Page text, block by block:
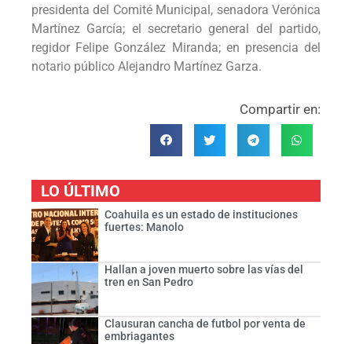
presidenta del Comité Municipal, senadora Verónica
Martínez García; el secretario general del partido,
regidor Felipe González Miranda; en presencia del
notario público Alejandro Martínez Garza.
Compartir en:
LO ÚLTIMO
Coahuila es un estado de instituciones
fuertes: Manolo
Hallan a joven muerto sobre las vías del
tren en San Pedro
Clausuran cancha de futbol por venta de
embriagantes